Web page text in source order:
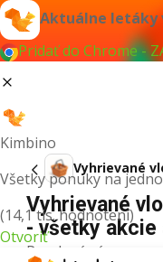
Aktuálne letáky
Pridať do Chrome -
Kimbino
Všetky ponuky na
(14,1 tis. hodnotení)
Otvoriť
Vyhrievané
Vyhrievané
- všetky akcie
Pre daný výraz sme